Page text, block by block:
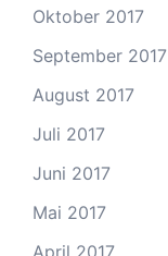
Oktober 2017
September 2017
August 2017
Juli 2017
Juni 2017
Mai 2017
April 2017